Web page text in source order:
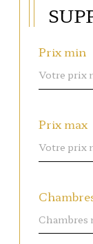
Prix min
Prix max